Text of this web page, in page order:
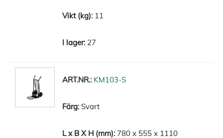
11
27
KM103-S
Svart
780 x 555 x 1110